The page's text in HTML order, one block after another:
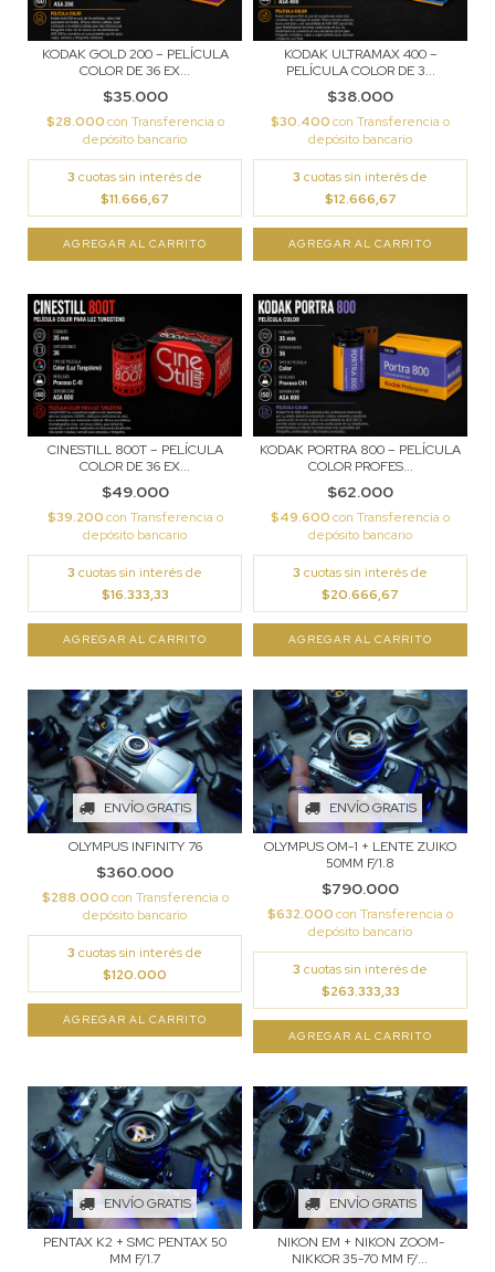
KODAK GOLD 200 – PELÍCULA
COLOR DE 36 EX...
$35.000
$28.000con Transferencia o
depósito bancario
3 cuotas sin interés de
$11.666,67
KODAK ULTRAMAX 400 –
PELÍCULA COLOR DE 3...
$38.000
$30.400con Transferencia o
depósito bancario
3 cuotas sin interés de
$12.666,67
CINESTILL 800T – PELÍCULA
COLOR DE 36 EX...
$49.000
$39.200con Transferencia o
depósito bancario
3 cuotas sin interés de
$16.333,33
KODAK PORTRA 800 – PELÍCULA
COLOR PROFES...
$62.000
$49.600con Transferencia o
depósito bancario
3 cuotas sin interés de
$20.666,67
ENVÍO GRATIS
OLYMPUS INFINITY 76
$360.000
$288.000con Transferencia o
depósito bancario
3 cuotas sin interés de
$120.000
ENVÍO GRATIS
OLYMPUS OM-1 + LENTE ZUIKO
50MM F/1.8
$790.000
$632.000con Transferencia o
depósito bancario
3 cuotas sin interés de
$263.333,33
ENVÍO GRATIS
PENTAX K2 + SMC PENTAX 50
MM F/1.7
ENVÍO GRATIS
NIKON EM + NIKON ZOOM-
NIKKOR 35-70 MM F/...